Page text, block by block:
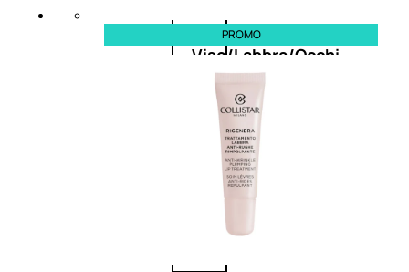
Viso/Labbra/Occhi
Corpo
Mani
Bagno
PROMO